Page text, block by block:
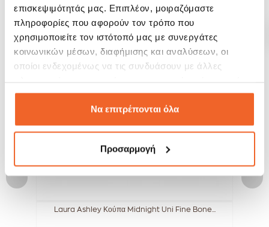
επισκεψιμότητάς μας. Επιπλέον, μοιραζόμαστε
πληροφορίες που αφορούν τον τρόπο που
χρησιμοποιείτε τον ιστότοπό μας με συνεργάτες
κοινωνικών μέσων, διαφήμισης και αναλύσεων, οι
οποίοι ενδεχομένως να τις συνδυάσουν με άλλες
έχουν συλλέξει σε σχέση με την από μέρους σας χρήση
των υπηρεσιών τους.Να επιτρέπονται όλα
Προσαρμογή
ΣΧΕΤΙΚΆ ΠΡΟΪΌΝΤΑ
-15%
Laura Ashley Κούπα Midnight Uni Fine Bone...